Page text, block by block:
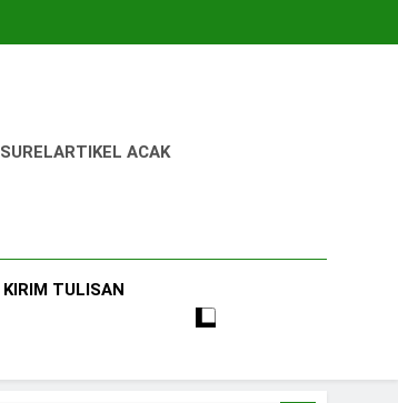
SURELARTIKEL ACAK
KIRIM TULISAN